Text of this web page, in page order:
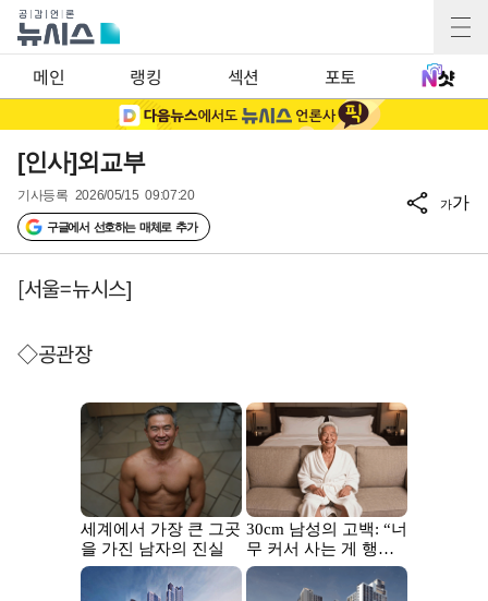
메인 랭킹 섹션 포토
[인사]외교부
기사등록 2026/05/15 09:07:20
구글에서 선호하는 매체로 추가
가가
[서울=뉴시스]
◇공관장